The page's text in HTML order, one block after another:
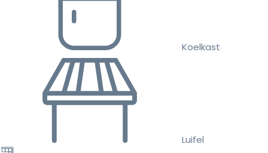
Koelkast
Luifel